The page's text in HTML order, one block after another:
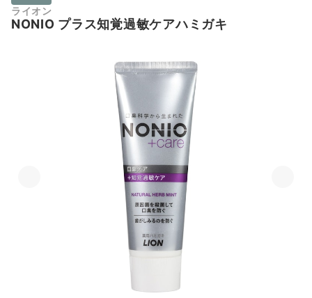
ライオン
NONIO プラス知覚過敏ケアハミガキ